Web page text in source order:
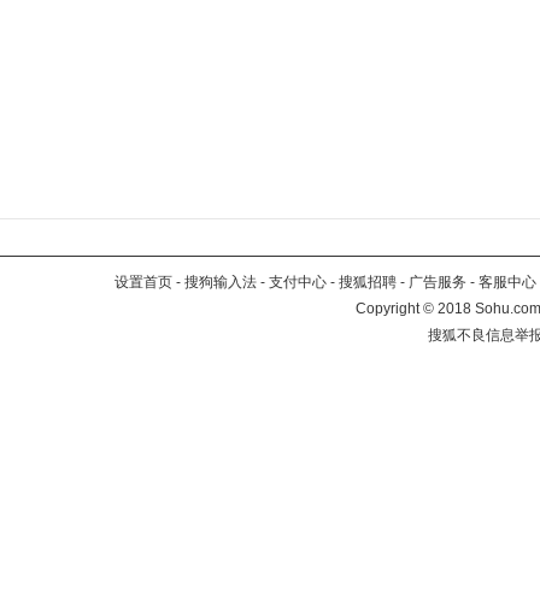
设置首页 - 搜狗输入法 - 支付中心 - 搜狐招聘 - 广告服务 - 客服中心
Copyright©2018
搜狐不良信息举